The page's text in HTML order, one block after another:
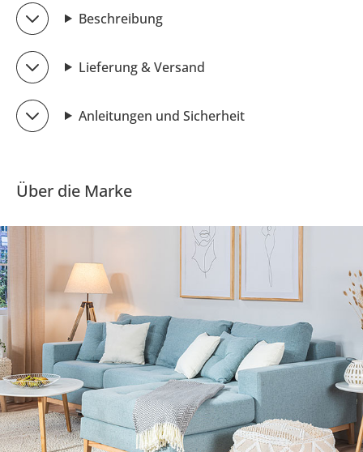
Beschreibung
Lieferung & Versand
Anleitungen und Sicherheit
Über die Marke